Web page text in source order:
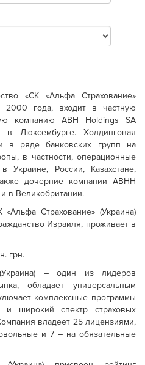
«СК «Альфа Страхование»
2000 года, входит в частную
компанию ABH Holdings SA
Люксембурге. Холдинговая
в ряде банковских групп на
в частности, операционные
Украине, России, Казахстане,
дочерние компании ABHH
в Великобритании.
Страхование» (Украина)
Израиля, проживает в
грн.
– один из лидеров
обладает универсальным
комплексные программы
и широкий спектр страховых
владеет 25 лицензиями,
и 7 – на обязательные